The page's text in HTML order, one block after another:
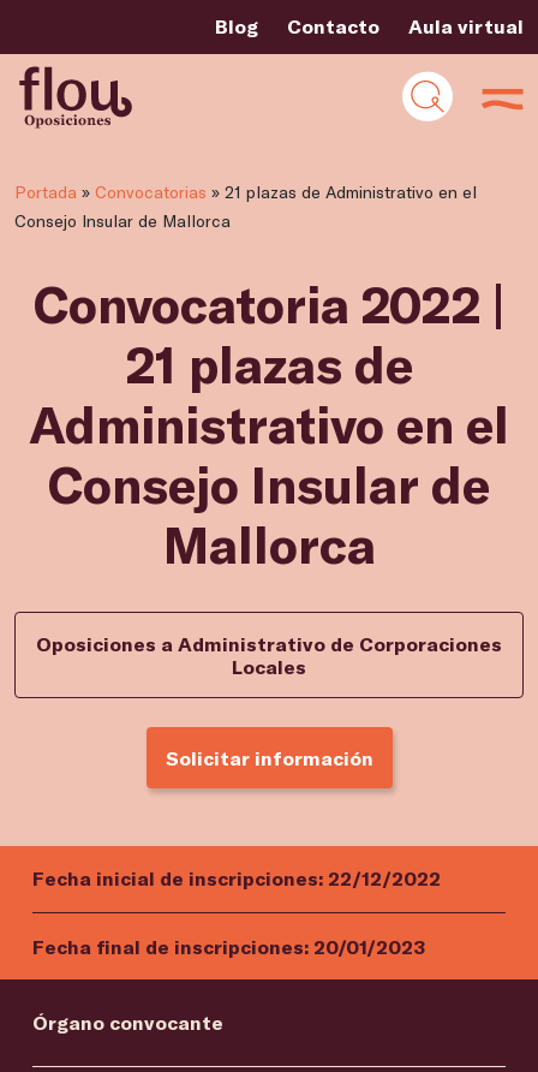
Blog Contacto Aula virtual
Portada » Convocatorias » 21 plazas de Administrativo en el
Consejo Insular de Mallorca
Convocatoria 2022 |
21 plazas de
Administrativo en el
Consejo Insular de
Mallorca
Oposiciones a Administrativo de Corporaciones
Locales
Solicitar información
Fecha inicial de inscripciones: 22/12/2022
Fecha final de inscripciones: 20/01/2023
Órgano convocante